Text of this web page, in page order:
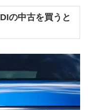
の中古を買うと